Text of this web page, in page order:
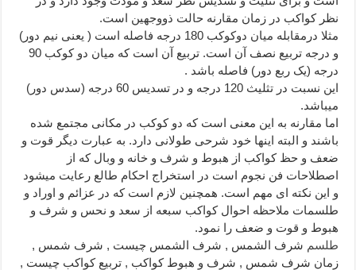
نظر کواکب در زمان مقارنه حالت ذووجهین است.
مثلا درمقابله میان دوکوکب 180 درجه فاصله است ( یعنی نیم دور)
و درجه تربیع نصف آن است. تربیع آن است که میان دو کوکب 90
درجه (یک ربع دور) فاصله باشد .
این نسبت در تثلیث 120 درجه و در تسدیس 60 درجه (سدس دور)
میباشد.
اما مقارنه به این معنی است که دو کوکب در مکانی مجتمع شده
باشند و البته اینها خود شرحی طولانی دارد. به عبارت دیگر قوت و
ضعف و حظ کواکب از هبوط و شرف و خانه و وبال که از
اصطلاحات فن نجوم است در استخراج احکام طالع رعایت میشود
و این نکته ای مهم است. همچنین لازم است که در عزائم و اوراد و
طلسمات ملاحظه احوال کواکب سبعه از سعد و نحس و شرف و
هبوط و قوت و ضعف را نمود.
طلسم شرف الشمس , شرف الشمس چیست , شرف شمس ,
زمان شرف شمس , شرف و هبوط کواکب , تربیع کواکب چیست ,